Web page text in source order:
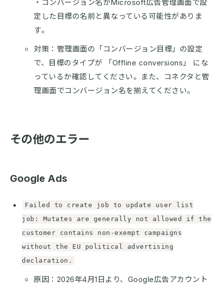
・コンバージョン名がMicrosoft広告管理画面で設
定した目標の名前と異なっている可能性がありま
す。
対策：管理画面の「コンバージョン目標」の設定
で、目標のタイプが 「Offline conversions」 にな
っているか確認してください。また、コネクタと管
理画面でコンバージョン名を揃えてください。
その他のエラー
Google Ads
Failed to create job to update user list
job: Mutates are generally not allowed if the
customer contains non-exempt campaigns
without the EU political advertising
declaration.
原因：2026年4月1日より、Google広告アカウント